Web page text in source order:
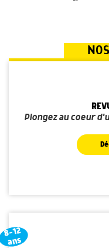
Plongez au coeur
8-12
ans